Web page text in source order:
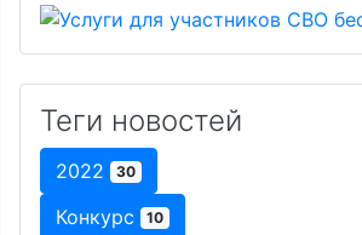
Теги новостей
2022 30
Конкурс 10